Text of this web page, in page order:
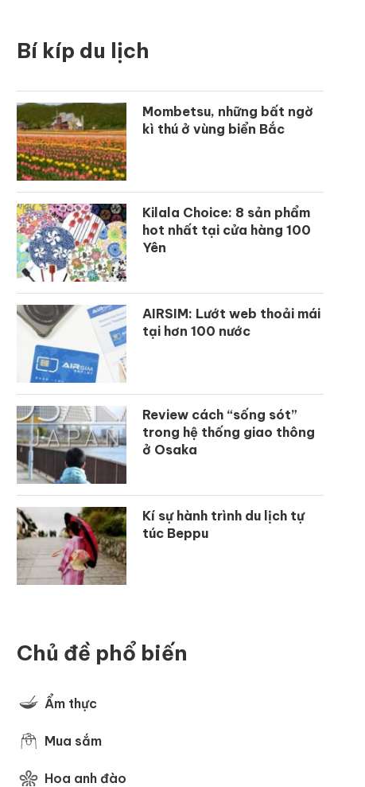
Bí kíp du lịch
Mombetsu, những bất ngờ
kì thú ở vùng biển Bắc
Kilala Choice: 8 sản phẩm
hot nhất tại cửa hàng 100
Yên
AIRSIM: Lướt web thoải mái
tại hơn 100 nước
Review cách “sống sót”
trong hệ thống giao thông
ở Osaka
Kí sự hành trình du lịch tự
túc Beppu
Chủ đề phổ biến
Ẩm thực
Mua sắm
Hoa anh đào